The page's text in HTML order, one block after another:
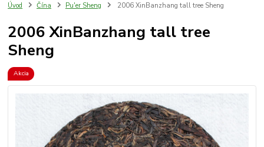
Úvod Čína Pu'er Sheng 2006 XinBanzhang tall tree Sheng
2006 XinBanzhang tall tree
Sheng
Akcia